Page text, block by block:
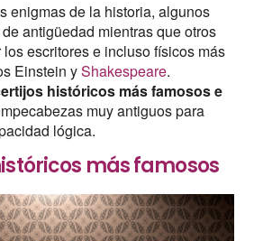
enigmas de la historia, algunos
antigüedad mientras que otros
escritores e incluso físicos más
Einstein yShakespeare.
históricos más famosos e
muy antiguos para
lógica.
más famosos